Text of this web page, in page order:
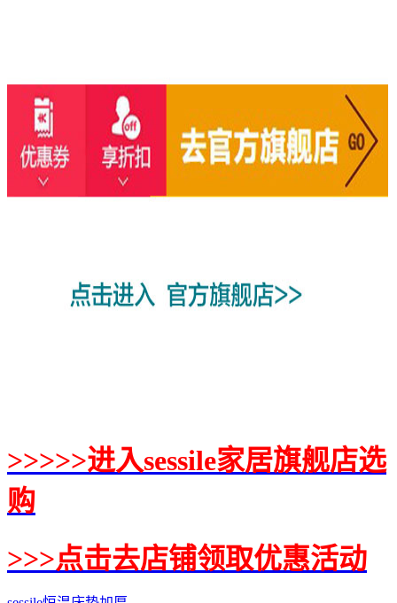
>>>>>进入sessile家居旗舰店选
购
>>>点击去店铺领取优惠活动